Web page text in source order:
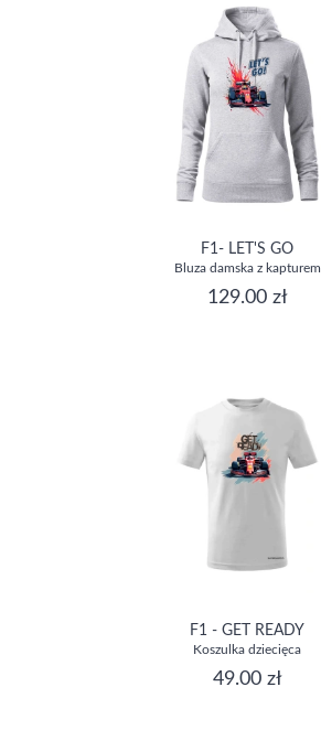
F1- LET'S GO
Bluza damska z kapturem
129.00 zł
F1 - GET READY
Koszulka dziecięca
49.00 zł